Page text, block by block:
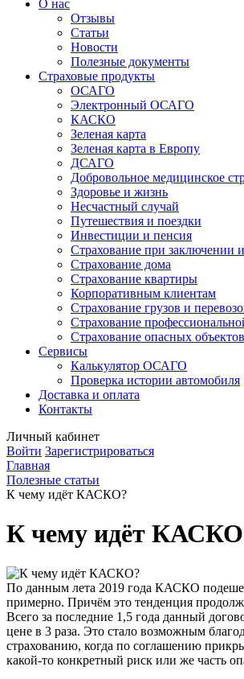
О нас
Отзывы
Статьи
Новости
Полезные документы
Страховые продукты
ОСАГО
Электронный ОСАГО
КАСКО
Зеленая карта
Зеленая карта в Европу
ДСАГО
Добровольное медицинское
Здоровье и жизнь
Несчастный случай
Путешествия и поездки
Инвестиции и пенсия
Страхование при заключении
Страхование дома
Страхование квартиры
Корпоративным клиентам
Страхование грузов и
Страхование
Страхование опасных объектов
Сервисы
Калькулятор ОСАГО
Проверка истории автомобиля
Доставка и оплата
Контакты
Личный кабинет
Войти Зарегистрироваться
Главная
Полезные статьи
К чему идёт КАСКО?
К чему идёт
По данным лета 2019 года КАСКО
примерно. Причём это тенденция
Всего за последние 1,5 года данный
цене в 3 раза. Это стало возможным
страхованию, когда по соглашению
какой-то конкретный риск или же часть